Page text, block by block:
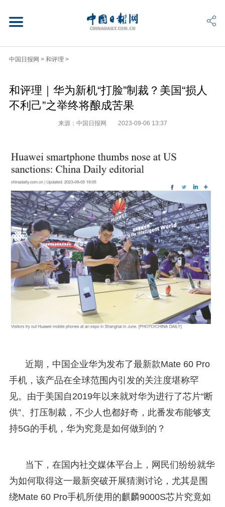
中国日报网 > 和评理 >
和评理｜华为新机“打脸”制裁？美国“损人
不利己”之举终将酿成苦果
来源：中国日报网 2023-09-06 13:37
近期，中国企业华为发布了最新款Mate 60 Pro
手机，该产品在全球范围内引发的关注度堪称罕
见。由于美国自2019年以来就对华为进行了芯片“断
供”、打压制裁，不少人也都好奇，此番发布能够支
持5G的手机，华为究竟是如何做到的？
当下，在国内社交媒体平台上，网民们纷纷就华
为如何取得这一最新突破开展猜测讨论，尤其是围
绕Mate 60 Pro手机所使用的麒麟9000S芯片究竟如